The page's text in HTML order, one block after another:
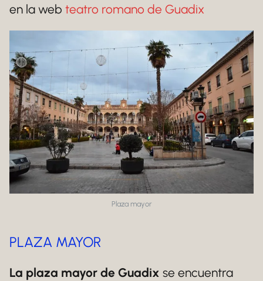
en la web teatro romano de Guadix
Plaza mayor
PLAZA MAYOR
La plaza mayor de Guadix se encuentra